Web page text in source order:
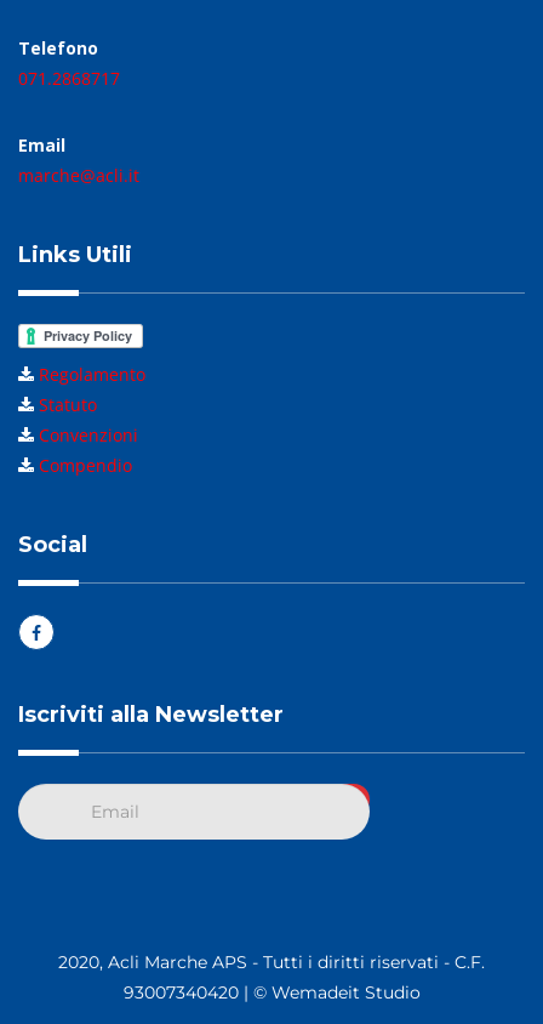
Telefono
071.2868717
Email
marche@acli.it
Links Utili
Regolamento
Statuto
Convenzioni
Compendio
Social
Iscriviti alla Newsletter
2020, Acli Marche APS - Tutti i diritti riservati - C.F.
93007340420 | © Wemadeit Studio